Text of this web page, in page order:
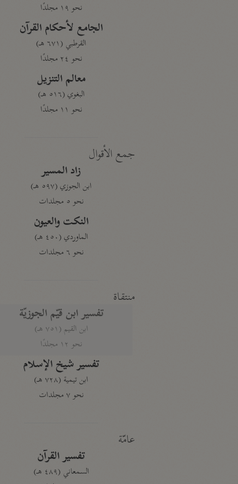
نحو ١٩ مجلدًا
الجامع لأحكام القرآن
القرطبي (٦٧١ هـ)
نحو ٢٤ مجلدًا
معالم التنزيل
البغوي (٥١٦ هـ)
نحو ١١ مجلدًا
جمع الأقوال
زاد المسير
ابن الجوزي (٥٩٧ هـ)
نحو ٥ مجلدات
النكت والعيون
الماوردي (٤٥٠ هـ)
نحو ٦ مجلدات
منتقاة
تفسير ابن قيّم الجوزيّة
ابن القيم (٧٥١ هـ)
نحو ١٢ مجلدًا
تفسير شيخ الإسلام
ابن تيمية (٧٢٨ هـ)
نحو ٧ مجلدات
عامّة
تفسير القرآن
السمعاني (٤٨٩ هـ)